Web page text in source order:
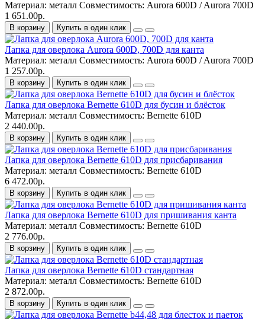
Материал: металл Совместимость: Aurora 600D / Aurora 700D
1 651.00р.
В корзину Купить в один клик
Лапка для оверлока Aurora 600D, 700D для канта
Материал: металл Совместимость: Aurora 600D / Aurora 700D
1 257.00р.
В корзину Купить в один клик
Лапка для оверлока Bernette 610D для бусин и блёсток
Материал: металл Совместимость: Bernette 610D
2 440.00р.
В корзину Купить в один клик
Лапка для оверлока Bernette 610D для присбаривания
Материал: металл Совместимость: Bernette 610D
6 472.00р.
В корзину Купить в один клик
Лапка для оверлока Bernette 610D для пришивания канта
Материал: металл Совместимость: Bernette 610D
2 776.00р.
В корзину Купить в один клик
Лапка для оверлока Bernette 610D стандартная
Материал: металл Совместимость: Bernette 610D
2 872.00р.
В корзину Купить в один клик